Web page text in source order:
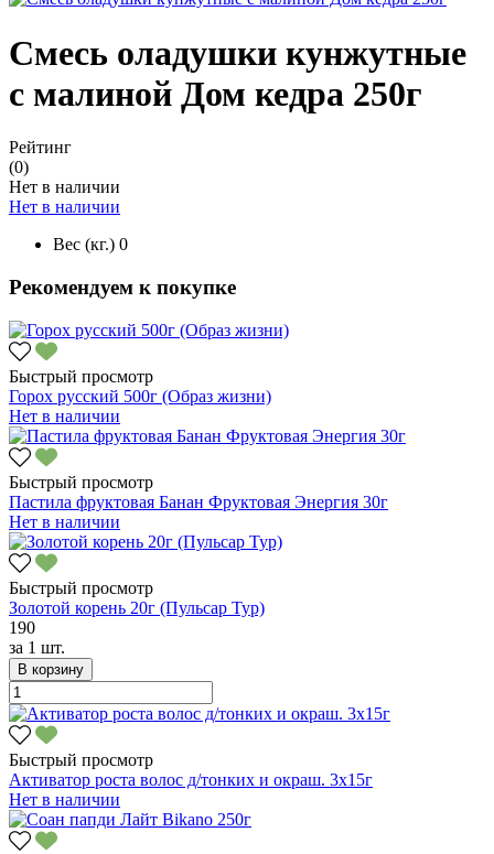
Смесь оладушки кунжутные
с малиной Дом кедра 250г
Рейтинг
(0)
Нет в наличии
Нет в наличии
Вес (кг.) 0
Рекомендуем к покупке
Быстрый просмотр
Горох русский 500г (Образ жизни)
Нет в наличии
Быстрый просмотр
Пастила фруктовая Банан Фруктовая Энергия 30г
Нет в наличии
Быстрый просмотр
Золотой корень 20г (Пульсар Тур)
190
за 1 шт.
В корзину
Быстрый просмотр
Активатор роста волос д/тонких и окраш. 3х15г
Нет в наличии